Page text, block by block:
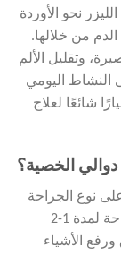
نحو الأوردة
من خلالها.
وتقليل الألم
النشاط اليومي
شائعًا لعلاج
دوالي الخصية؟
نوع الجراحة
وحالة كل مريض. عادةً ما يحتاج المريض إلى راحة لمدة 1-2
الأشياء